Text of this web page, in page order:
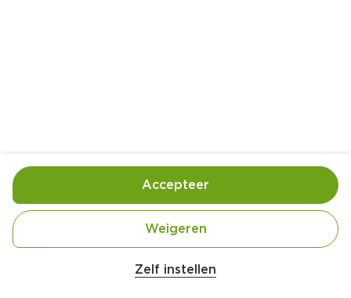
Handige informatie over dit product
MSC
Zelf instellen
Weigeren
Accepteer